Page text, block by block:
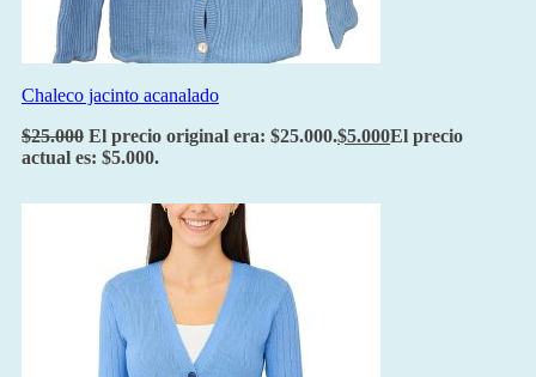
Chaleco jacinto acanalado
$25.000 El precio original era: $25.000.$5.000El precio
actual es: $5.000.